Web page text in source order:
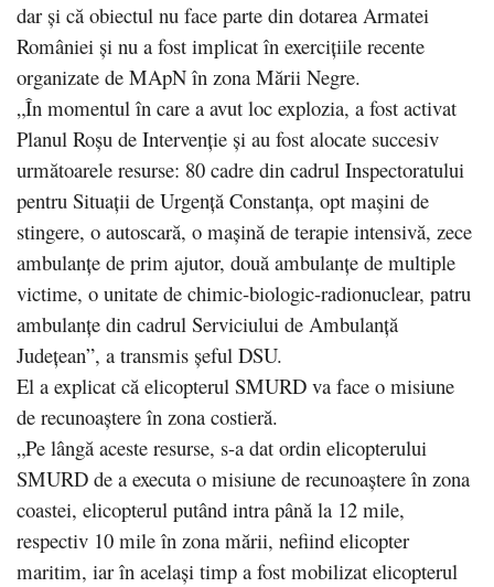
dar şi că obiectul nu face parte din dotarea Armatei
României şi nu a fost implicat în exerciţiile recente
organizate de MApN în zona Mării Negre.
„În momentul în care a avut loc explozia, a fost activat
Planul Roşu de Intervenţie şi au fost alocate succesiv
următoarele resurse: 80 cadre din cadrul Inspectoratului
pentru Situaţii de Urgenţă Constanţa, opt maşini de
stingere, o autoscară, o maşină de terapie intensivă, zece
ambulanţe de prim ajutor, două ambulanţe de multiple
victime, o unitate de chimic-biologic-radionuclear, patru
ambulanţe din cadrul Serviciului de Ambulanţă
Judeţean”, a transmis şeful DSU.
El a explicat că elicopterul SMURD va face o misiune
de recunoaştere în zona costieră.
„Pe lângă aceste resurse, s-a dat ordin elicopterului
SMURD de a executa o misiune de recunoaştere în zona
coastei, elicopterul putând intra până la 12 mile,
respectiv 10 mile în zona mării, nefiind elicopter
maritim, iar în acelaşi timp a fost mobilizat elicopterul